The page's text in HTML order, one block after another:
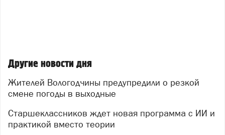
Другие новости дня
Жителей Вологодчины предупредили о резкой
смене погоды в выходные
Старшеклассников ждет новая программа с ИИ и
практикой вместо теории